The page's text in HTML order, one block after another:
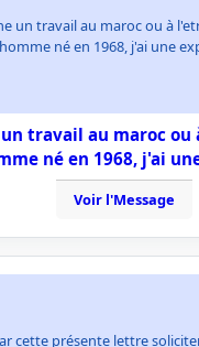
un travail au maroc ou à
homme né en 1968, j'ai une
un travail au maroc ou
né en 1968, j'ai
Voir l'Message
cette présente lettre